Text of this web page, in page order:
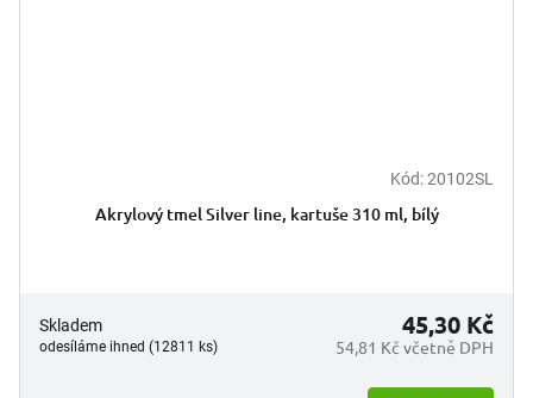
Kód:20102SL
Akrylový tmel Silver line, kartuše 310 ml, bílý
Skladem
odesíláme ihned (12811 ks) 54,81 Kč včetně DPH
45,30 Kč